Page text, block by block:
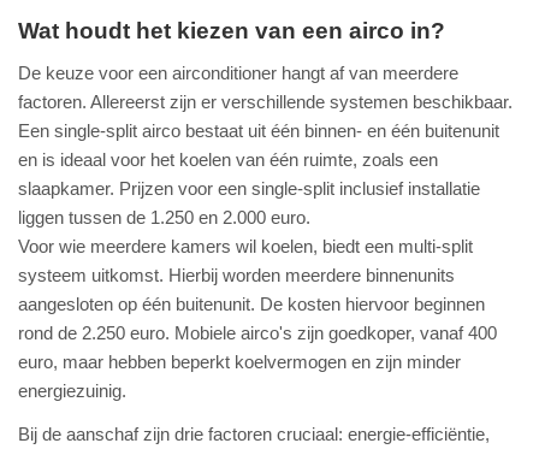
Wat houdt het kiezen van een airco in?
De keuze voor een airconditioner hangt af van meerdere
factoren. Allereerst zijn er verschillende systemen beschikbaar.
Een single-split airco bestaat uit één binnen- en één buitenunit
en is ideaal voor het koelen van één ruimte, zoals een
slaapkamer. Prijzen voor een single-split inclusief installatie
liggen tussen de 1.250 en 2.000 euro.
Voor wie meerdere kamers wil koelen, biedt een multi-split
systeem uitkomst. Hierbij worden meerdere binnenunits
aangesloten op één buitenunit. De kosten hiervoor beginnen
rond de 2.250 euro. Mobiele airco's zijn goedkoper, vanaf 400
euro, maar hebben beperkt koelvermogen en zijn minder
energiezuinig.
Bij de aanschaf zijn drie factoren cruciaal: energie-efficiëntie,